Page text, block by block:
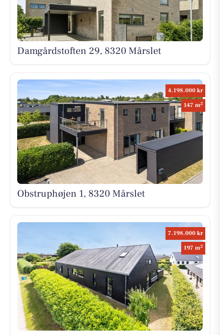
Damgårdstoften 29, 8320 Mårslet
4.198.000 kr
147 m2
Obstruphøjen 1, 8320 Mårslet
7.198.000 kr
197 m2